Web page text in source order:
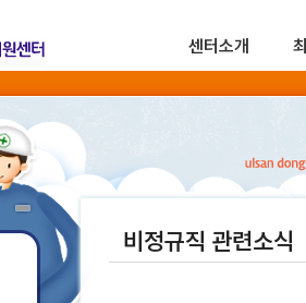
센터소개
비정규직 관련소식